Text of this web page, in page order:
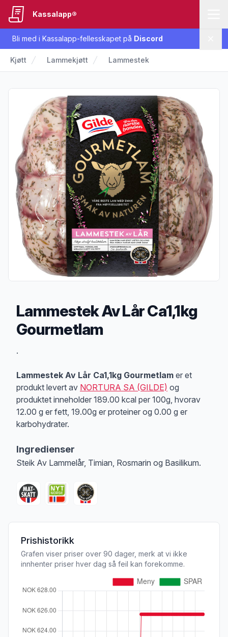
Bli med i Kassalapp-fellesskapet på Discord
Kassalapp®
Kjøtt Lammekjøtt Lammestek
Lammestek Av Lår Ca1,1kg
Gourmetlam
Produktbeskrivelse
.
Lammestek Av Lår Ca1,1kg Gourmetlam er et
produkt levert av NORTURA SA (GILDE) og
produktet inneholder 189.00 kcal per 100g, hvorav
12.00 g er fett, 19.00g er proteiner og 0.00 g er
karbohydrater.
Ingredienser
Steik Av Lammelår, Timian, Rosmarin og Basilikum.
Prishistorikk
Grafen viser priser over 90 dager, merk at vi ikke
innhenter priser hver dag så feil kan forekomme.